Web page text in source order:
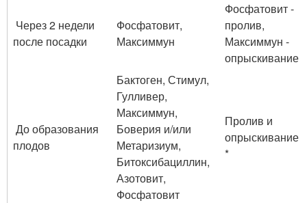
Через 2 недели
после посадки
Фосфатовит,
Максиммун
Фосфатовит -
пролив,
Максиммун -
опрыскивание
До образования
плодов
Бактоген, Стимул,
Гулливер,
Максиммун,
Боверия и/или
Метаризиум,
Битоксибациллин,
Азотовит,
Фосфатовит
Пролив и
опрыскивание
*